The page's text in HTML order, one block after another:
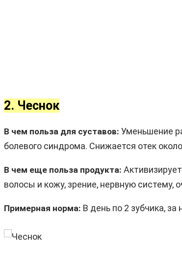
2. Чеснок
В чем польза для суставов: Уменьшение
болевого синдрома. Снижается отек
В чем еще польза продукта:
волосы и кожу, зрение, нервную систему,
Примерная норма: В день по 2 зубчика,